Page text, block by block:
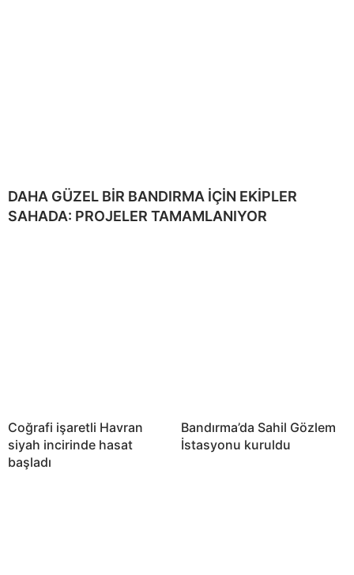
DAHA GÜZEL BİR BANDIRMA İÇİN EKİPLER
SAHADA: PROJELER TAMAMLANIYOR
Coğrafi işaretli Havran
siyah incirinde hasat
başladı
Bandırma’da Sahil Gözlem
İstasyonu kuruldu